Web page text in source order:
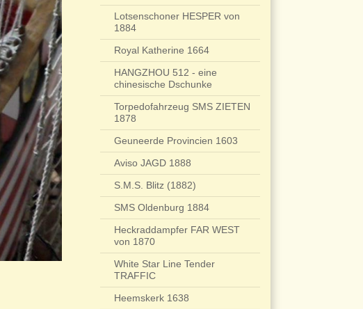
Lotsenschoner HESPER von
1884
Royal Katherine 1664
HANGZHOU 512 - eine
chinesische Dschunke
Torpedofahrzeug SMS ZIETEN
1878
Geuneerde Provincien 1603
Aviso JAGD 1888
S.M.S. Blitz (1882)
SMS Oldenburg 1884
Heckraddampfer FAR WEST
von 1870
White Star Line Tender
TRAFFIC
Heemskerk 1638